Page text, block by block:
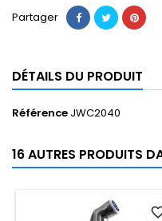
Partager
DÉTAILS DU PRODUIT
Référence JWC2040
16 AUTRES PRODUITS